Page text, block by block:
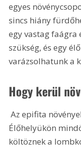
egyes
sincs hiány
egy vastag faágra
szükség, és egy
varázsolhatunk a
Hogy kerül
Az epifita növények fán-lakók, de nem paraziták.
Élőhelyükön
költöznek a